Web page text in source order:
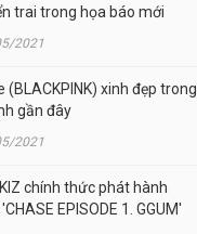
trai trong họa báo mới
2021
(BLACKPINK) xinh đẹp trong
gần đây
2021
chính thức phát hành
EPISODE 1. GGUM'